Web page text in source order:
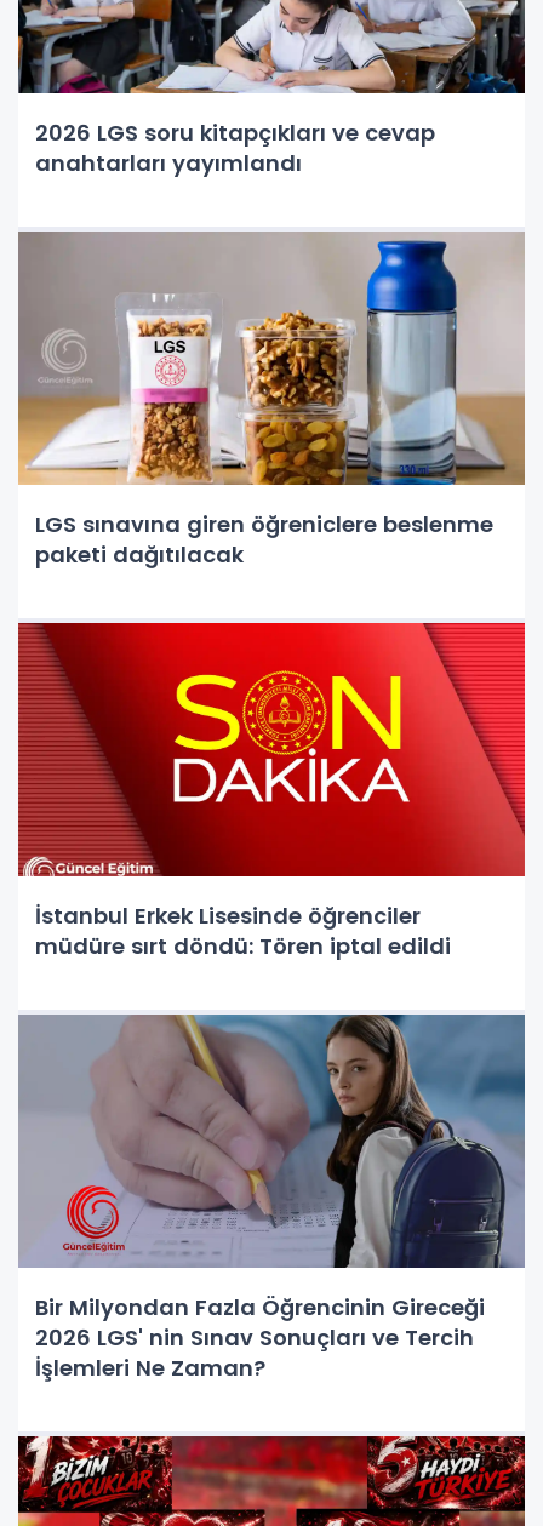
2026 LGS soru kitapçıkları ve cevap
anahtarları yayımlandı
LGS sınavına giren öğreniclere beslenme
paketi dağıtılacak
İstanbul Erkek Lisesinde öğrenciler
müdüre sırt döndü: Tören iptal edildi
Bir Milyondan Fazla Öğrencinin Gireceği
2026 LGS' nin Sınav Sonuçları ve Tercih
İşlemleri Ne Zaman?